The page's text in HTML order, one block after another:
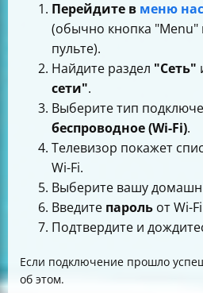
Перейдите в меню
(обычно кнопка "Menu"
пульте).
Найдите раздел "Сеть"
сети".
Выберите тип
беспроводное (Wi-Fi).
Телевизор покажет
Wi-Fi.
Выберите вашу
Введите пароль от Wi-
Подтвердите и
Если подключение прошло
об этом.